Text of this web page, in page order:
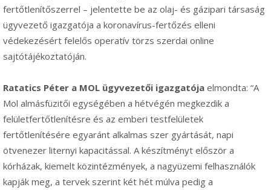
fertőtlenítőszerrel – jelentette be az olaj- és gázipari társaság
ügyvezető igazgatója a koronavírus-fertőzés elleni
védekezésért felelős operatív törzs szerdai online
sajtótájékoztatóján.
Ratatics Péter a MOL ügyvezetői igazgatója elmondta: “A
Mol almásfüzitői egységében a hétvégén megkezdik a
felületfertőtlenítésre és az emberi testfelületek
fertőtlenítésére egyaránt alkalmas szer gyártását, napi
ötvenezer liternyi kapacitással. A készítményt először a
kórházak, kiemelt közintézmények, a nagyüzemi felhasználók
kapják meg, a tervek szerint két hét múlva pedig a